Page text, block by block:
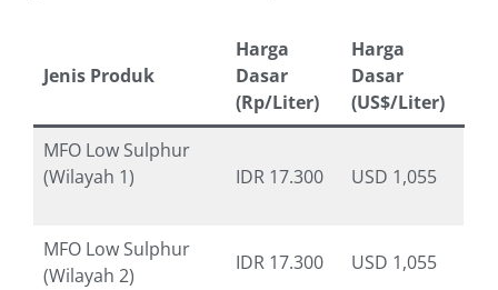
Jenis Produk
Harga
Dasar
(Rp/Liter)
Harga
Dasar
(US$/Liter)
MFO Low Sulphur
(Wilayah 1)
IDR 17.300 USD 1,055
MFO Low Sulphur
(Wilayah 2)
IDR 17.300 USD 1,055